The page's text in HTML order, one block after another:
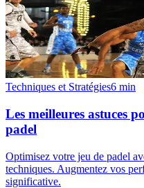
Techniques et Stratégies6 min
Les meilleures astuces
padel
Optimisez votre jeu de padel
techniques. Augmentez vos
significative.